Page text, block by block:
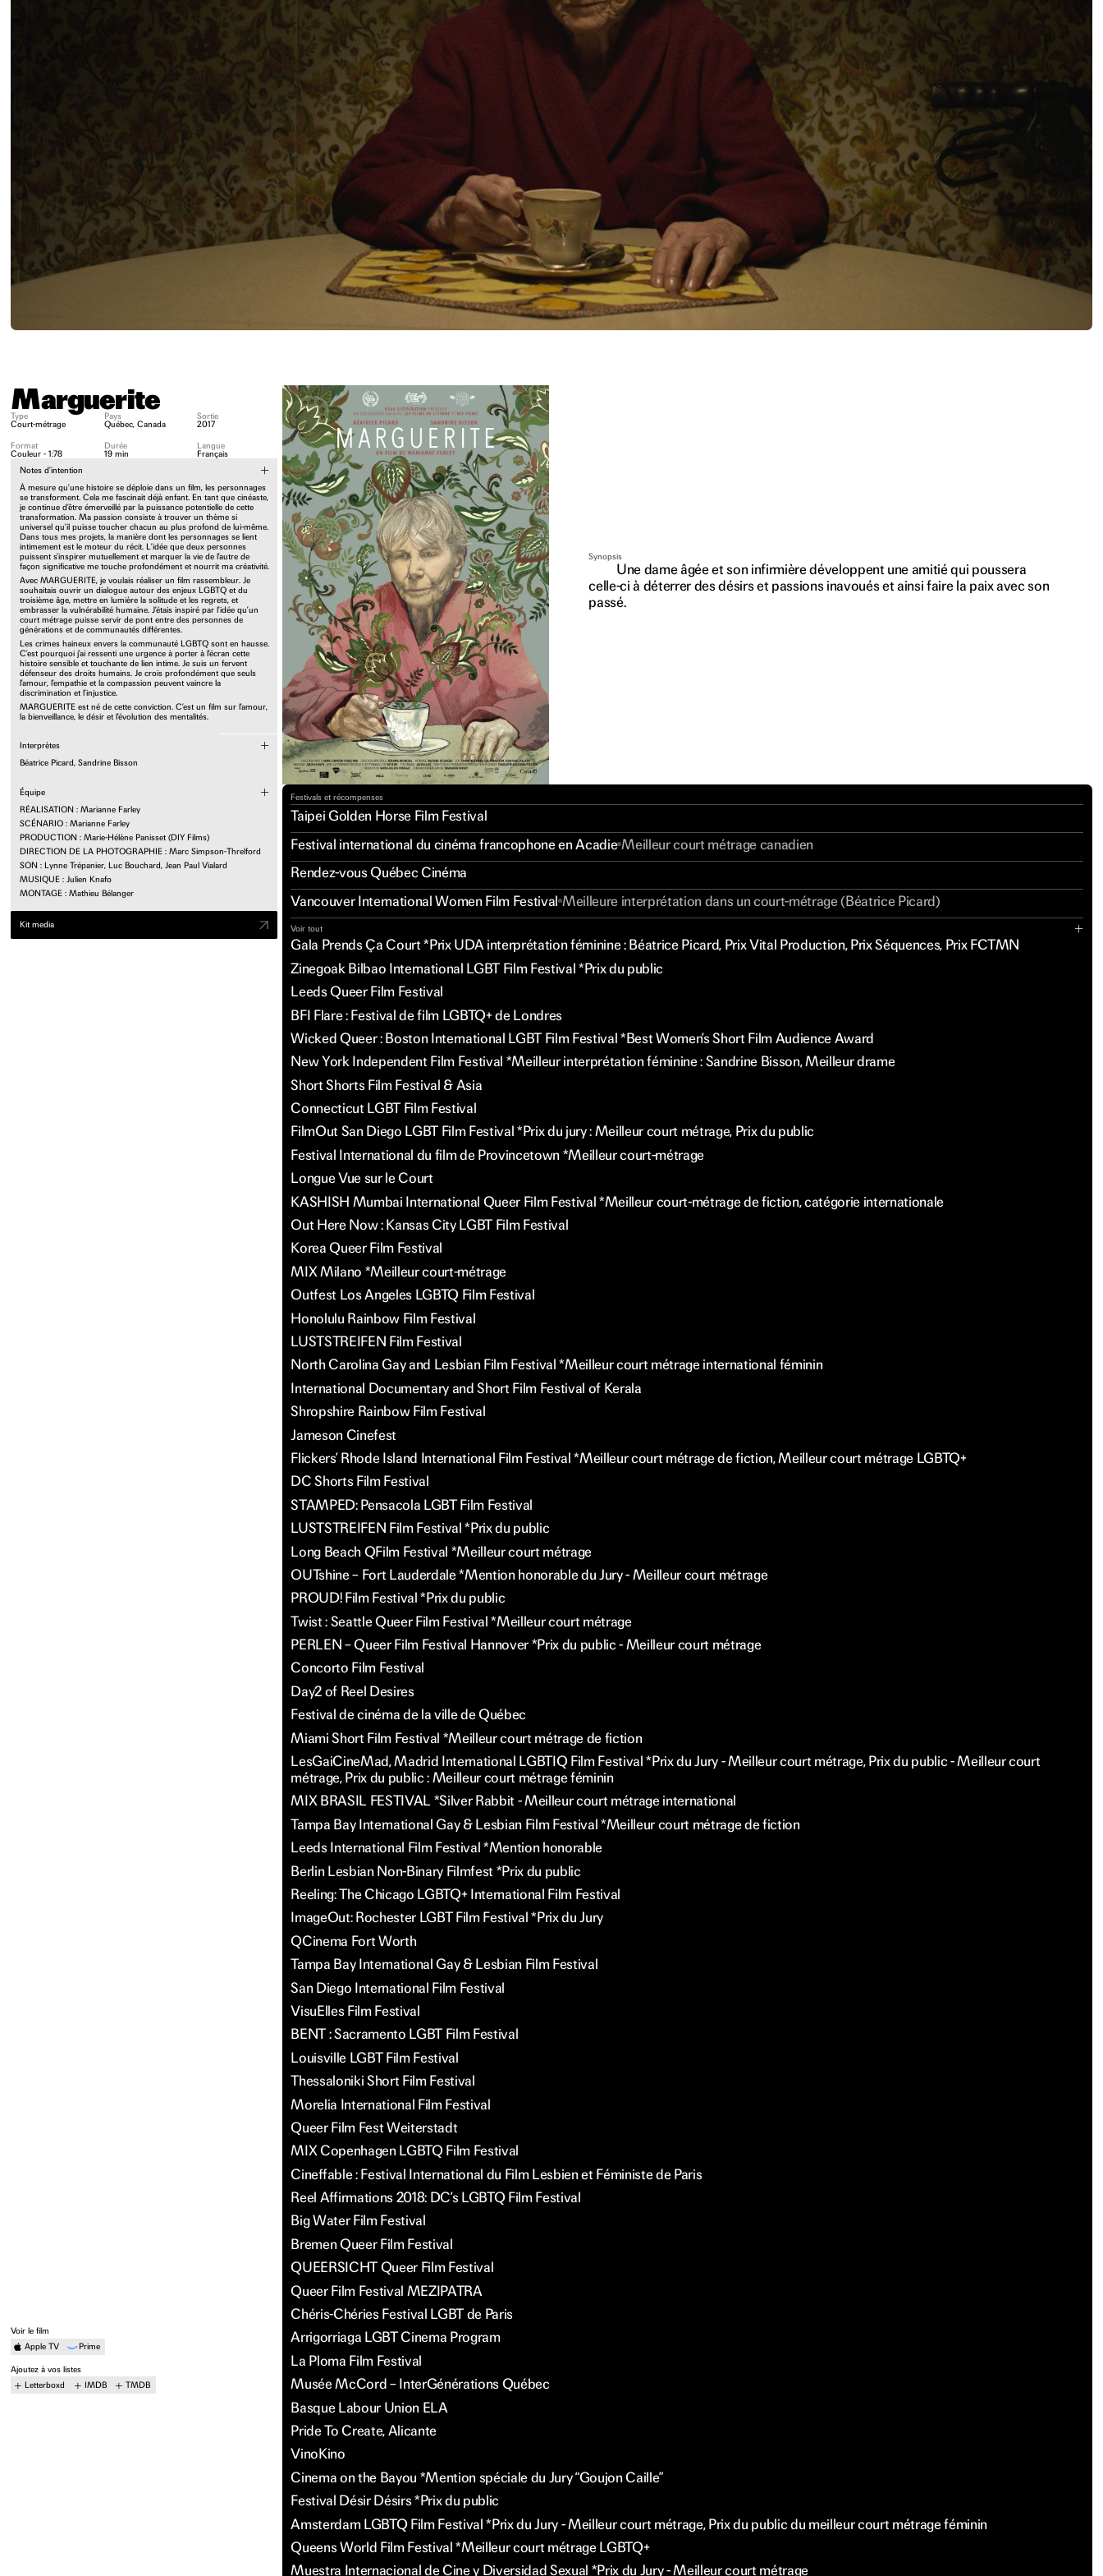
Marguerite
Type
Court-métrage
Pays
Québec, Canada
Sortie
2017
Format
Couleur - 1:78
Durée
19 min
Langue
Français
Notes d’intention
À mesure qu’une histoire se déploie dans un film, les personnages
se transforment. Cela me fascinait déjà enfant. En tant que cinéaste,
je continue d’être émerveillé par la puissance potentielle de cette
transformation. Ma passion consiste à trouver un thème si
universel qu’il puisse toucher chacun au plus profond de lui-même.
Dans tous mes projets, la manière dont les personnages se lient
intimement est le moteur du récit. L’idée que deux personnes
puissent s’inspirer mutuellement et marquer la vie de l’autre de
façon significative me touche profondément et nourrit ma créativité.
Avec MARGUERITE, je voulais réaliser un film rassembleur. Je
souhaitais ouvrir un dialogue autour des enjeux LGBTQ et du
troisième âge, mettre en lumière la solitude et les regrets, et
embrasser la vulnérabilité humaine. J’étais inspiré par l’idée qu’un
court métrage puisse servir de pont entre des personnes de
générations et de communautés différentes.
Les crimes haineux envers la communauté LGBTQ sont en hausse.
C’est pourquoi j’ai ressenti une urgence à porter à l’écran cette
histoire sensible et touchante de lien intime. Je suis un fervent
défenseur des droits humains. Je crois profondément que seuls
l’amour, l’empathie et la compassion peuvent vaincre la
discrimination et l’injustice.
MARGUERITE est né de cette conviction. C’est un film sur l’amour,
la bienveillance, le désir et l’évolution des mentalités.
Interprètes
Béatrice Picard, Sandrine Bisson
Équipe
RÉALISATION : Marianne Farley
SCÉNARIO : Marianne Farley
PRODUCTION : Marie-Hélène Panisset (DIY Films)
DIRECTION DE LA PHOTOGRAPHIE : Marc Simpson-Threlford
SON : Lynne Trépanier, Luc Bouchard, Jean Paul Vialard
MUSIQUE : Julien Knafo
MONTAGE : Mathieu Bélanger
Kit media
Voir le film
Apple TV
Prime
Ajoutez à vos listes
Letterboxd
IMDB TMDB
Synopsis
Une dame âgée et son infirmière développent une amitié qui poussera
celle-ci à déterrer des désirs et passions inavoués et ainsi faire la paix avec son
passé.
Festivals et récompenses
Taipei Golden Horse Film Festival
Festival international du cinéma francophone en Acadie Meilleur court métrage canadien
Rendez-vous Québec Cinéma
Vancouver International Women Film Festival Meilleure interprétation dans un court-métrage (Béatrice Picard)
Voir tout
Gala Prends Ça Court *Prix UDA interprétation féminine : Béatrice Picard, Prix Vital Production, Prix Séquences, Prix FCTMN
Zinegoak Bilbao International LGBT Film Festival *Prix du public
Leeds Queer Film Festival
BFI Flare : Festival de film LGBTQ+ de Londres
Wicked Queer : Boston International LGBT Film Festival *Best Women’s Short Film Audience Award
New York Independent Film Festival *Meilleur interprétation féminine : Sandrine Bisson, Meilleur drame
Short Shorts Film Festival & Asia
Connecticut LGBT Film Festival
FilmOut San Diego LGBT Film Festival *Prix du jury : Meilleur court métrage, Prix du public
Festival International du film de Provincetown *Meilleur court-métrage
Longue Vue sur le Court
KASHISH Mumbai International Queer Film Festival *Meilleur court-métrage de fiction, catégorie internationale
Out Here Now : Kansas City LGBT Film Festival
Korea Queer Film Festival
MIX Milano *Meilleur court-métrage
Outfest Los Angeles LGBTQ Film Festival
Honolulu Rainbow Film Festival
LUSTSTREIFEN Film Festival
North Carolina Gay and Lesbian Film Festival *Meilleur court métrage international féminin
International Documentary and Short Film Festival of Kerala
Shropshire Rainbow Film Festival
Jameson Cinefest
Flickers’ Rhode Island International Film Festival *Meilleur court métrage de fiction, Meilleur court métrage LGBTQ+
DC Shorts Film Festival
STAMPED: Pensacola LGBT Film Festival
LUSTSTREIFEN Film Festival *Prix du public
Long Beach QFilm Festival *Meilleur court métrage
OUTshine – Fort Lauderdale *Mention honorable du Jury - Meilleur court métrage
PROUD! Film Festival *Prix du public
Twist : Seattle Queer Film Festival *Meilleur court métrage
PERLEN – Queer Film Festival Hannover *Prix du public - Meilleur court métrage
Concorto Film Festival
Day2 of Reel Desires
Festival de cinéma de la ville de Québec
Miami Short Film Festival *Meilleur court métrage de fiction
LesGaiCineMad, Madrid International LGBTIQ Film Festival *Prix du Jury - Meilleur court métrage, Prix du public - Meilleur court
métrage, Prix du public : Meilleur court métrage féminin
MIX BRASIL FESTIVAL *Silver Rabbit - Meilleur court métrage international
Tampa Bay International Gay & Lesbian Film Festival *Meilleur court métrage de fiction
Leeds International Film Festival *Mention honorable
Berlin Lesbian Non-Binary Filmfest *Prix du public
Reeling: The Chicago LGBTQ+ International Film Festival
ImageOut: Rochester LGBT Film Festival *Prix du Jury
QCinema Fort Worth
Tampa Bay International Gay & Lesbian Film Festival
San Diego International Film Festival
VisuElles Film Festival
BENT : Sacramento LGBT Film Festival
Louisville LGBT Film Festival
Thessaloniki Short Film Festival
Morelia International Film Festival
Queer Film Fest Weiterstadt
MIX Copenhagen LGBTQ Film Festival
Cineffable : Festival International du Film Lesbien et Féministe de Paris
Reel Affirmations 2018: DC’s LGBTQ Film Festival
Big Water Film Festival
Bremen Queer Film Festival
QUEERSICHT Queer Film Festival
Queer Film Festival MEZIPATRA
Chéris-Chéries Festival LGBT de Paris
Arrigorriaga LGBT Cinema Program
La Ploma Film Festival
Musée McCord – InterGénérations Québec
Basque Labour Union ELA
Pride To Create, Alicante
VinoKino
Cinema on the Bayou *Mention spéciale du Jury “Goujon Caille”
Festival Désir Désirs *Prix du public
Amsterdam LGBTQ Film Festival *Prix du Jury - Meilleur court métrage, Prix du public du meilleur court métrage féminin
Queens World Film Festival *Meilleur court métrage LGBTQ+
Muestra Internacional de Cine y Diversidad Sexual *Prix du Jury - Meilleur court métrage